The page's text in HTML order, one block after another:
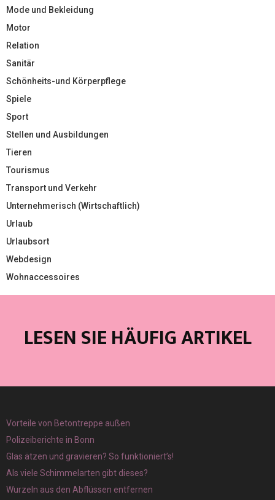
Mode und Bekleidung
Motor
Relation
Sanitär
Schönheits-und Körperpflege
Spiele
Sport
Stellen und Ausbildungen
Tieren
Tourismus
Transport und Verkehr
Unternehmerisch (Wirtschaftlich)
Urlaub
Urlaubsort
Webdesign
Wohnaccessoires
LESEN SIE HÄUFIG ARTIKEL
Vorteile von Betontreppe außen
Polizeiberichte in Bonn
Glas ätzen und gravieren? So funktioniert’s!
Als viele Schimmelarten gibt dieses?
Wurzeln aus den Abflüssen entfernen